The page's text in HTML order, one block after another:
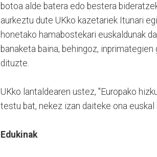
botoa alde batera edo bestera
aurkeztu dute UKko kazetariek Itunari
honetako hamabostekari euskaldunak
banaketa baina, behingoz,
dituzte.
UKko lantaldearen ustez, "Europako
testu bat, nekez izan daiteke ona euskal
Edukinak